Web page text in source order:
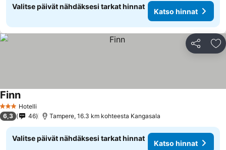
Valitse päivät nähdäksesi tarkat hinnat
Katso hinnat
Jaa
3 Tähtiluokitus
Hotelli
FinnKatso hinnat
6,3 46 Tampere, 16.3 km kohteesta Kangasala
Valitse päivät nähdäksesi tarkat hinnat
Katso hinnat